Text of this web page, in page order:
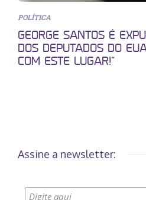
POLÍTICA
GEORGE SANTOS É
DOS DEPUTADOS DO
COM ESTE LUGAR!”
Assine a newsletter: